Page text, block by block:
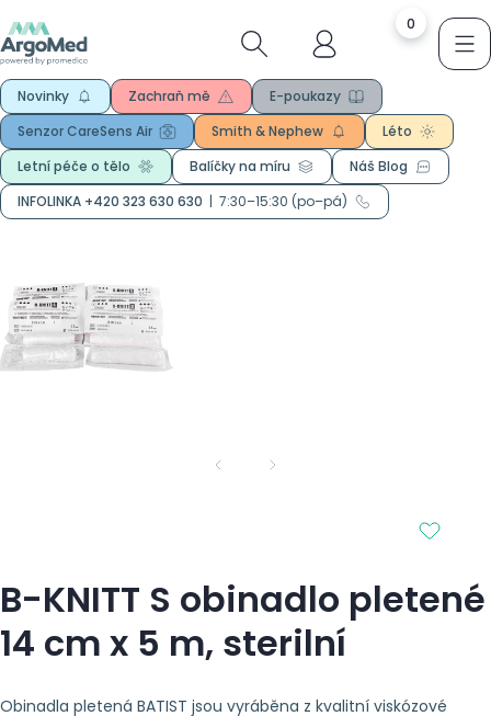
0
Novinky Zachraň mě
E-poukazy
Senzor CareSens Air
Smith & Nephew
Léto
Letní péče o tělo
Balíčky na míru
Náš Blog
INFOLINKA +420 323 630 630 | 7:30–15:30 (po–pá)
B-KNITT S obinadlo pletené
14 cm x 5 m, sterilní
Obinadla pletená BATIST jsou vyráběna z kvalitní viskózové